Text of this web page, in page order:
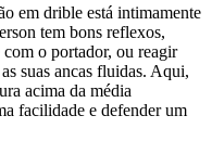
em drible está intimamente
tem bons reflexos,
o portador, ou reagir
suas ancas fluidas. Aqui,
acima da média
facilidade e defender um